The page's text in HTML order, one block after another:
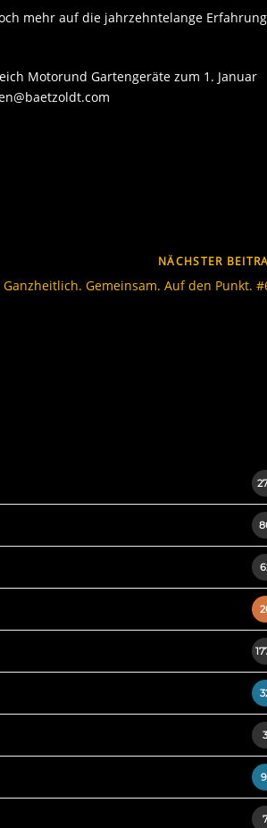
mehr auf die jahrzehntelange Erfahrung
Motorund Gartengeräte zum 1. Januar
NÄCHSTER
Ganzheitlich. Gemeinsam. Auf den Punkt.
3
7